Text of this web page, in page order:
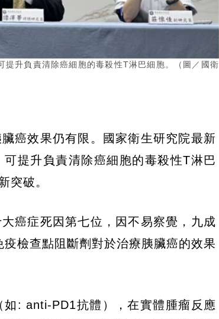
升負責清除癌細胞的毒殺性T淋巴細胞。（圖／國衛
癌效果仍有限。國家衛生研究院最新
提升負責清除癌細胞的毒殺性T淋巴
突破。
癌症死因第七位，因不易察覺，九成
檢查點阻斷劑對於治療胰臟癌的效果
: anti-PD1抗體），在實體腫瘤反應